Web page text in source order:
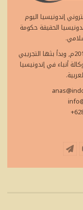
إندونيسيا اليوم
الحقيقة حكومة
وتأسس إندونيسيا اليوم في 24 ابريل عام 2014م, وبدأ بثها التجريبي
وكالة أنباء في إندونيسيا